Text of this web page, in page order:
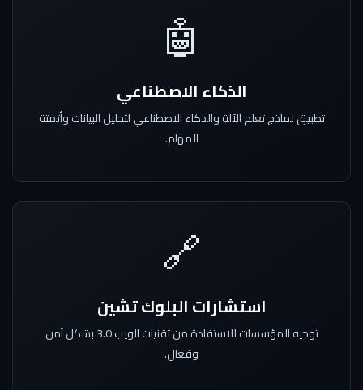
🤖
الذكاء الاصطناعي
تطبيق نماذج تعلم الآلة والذكاء الاصطناعي لتحليل البيانات وأتمتة
المهام.
🔗
استشارات البلوك تشين
توجيه المؤسسات للاستفادة من تقنيات الويب 3.0 بشكل آمن
وفعال.